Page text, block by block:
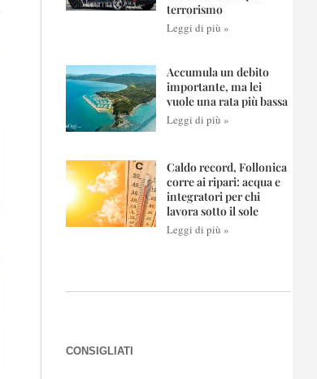
terrorismo
Leggi di più »
Accumula un debito
importante, ma lei
vuole una rata più bassa
Leggi di più »
Caldo record, Follonica
corre ai ripari: acqua e
integratori per chi
lavora sotto il sole
Leggi di più »
CONSIGLIATI